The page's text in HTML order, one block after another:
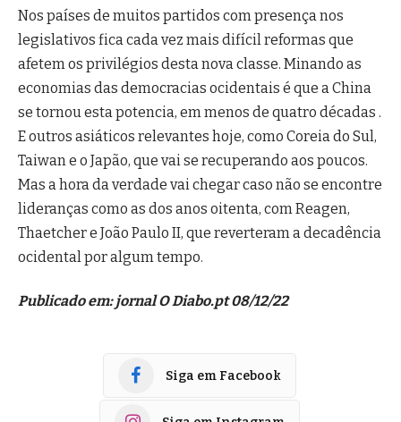
Nos países de muitos partidos com presença nos
legislativos fica cada vez mais difícil reformas que
afetem os privilégios desta nova classe. Minando as
economias das democracias ocidentais é que a China
se tornou esta potencia, em menos de quatro décadas .
E outros asiáticos relevantes hoje, como Coreia do Sul,
Taiwan e o Japão, que vai se recuperando aos poucos.
Mas a hora da verdade vai chegar caso não se encontre
lideranças como as dos anos oitenta, com Reagen,
Thaetcher e João Paulo II, que reverteram a decadência
ocidental por algum tempo.
Publicado em: jornal O Diabo.pt 08/12/22
Siga em Facebook